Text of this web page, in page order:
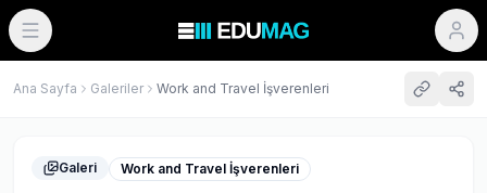
Ana Sayfa Galeriler Work and Travel İşverenleri
Galeri Work and Travel İşverenleri